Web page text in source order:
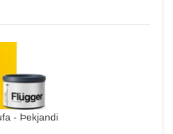
- Þekjandi